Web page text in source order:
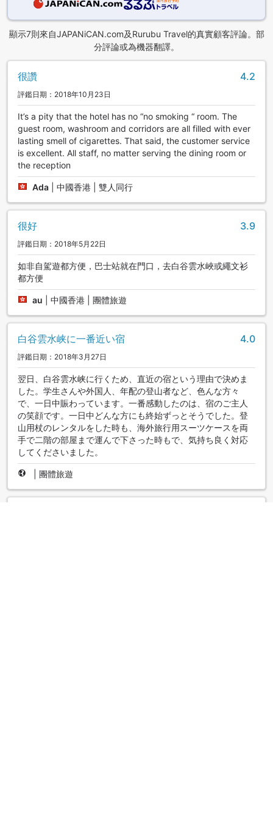
顯示7則來自JAPANiCAN.com及Rurubu Travel的真實顧客評論。部
分評論或為機器翻譯。
很讚 4.2
評鑑日期：2018年10月23日
It’s a pity that the hotel has no “no smoking “ room. The
guest room, washroom and corridors are all filled with ever
lasting smell of cigarettes. That said, the customer service
is excellent. All staff, no matter serving the dining room or
the reception
Ada 中國香港 | 雙人同行
很好 3.9
評鑑日期：2018年5月22日
如非自駕遊都方便，巴士站就在門口，去白谷雲水峽或繩文衫
都方便
au 中國香港 | 團體旅遊
白谷雲水峡に一番近い宿 4.0
評鑑日期：2018年3月27日
翌日、白谷雲水峡に行くため、直近の宿という理由で決めま
した。学生さんや外国人、年配の登山者など、色んな方々
で、一日中賑わっています。一番感動したのは、宿のご主人
の笑顔です。一日中どんな方にも終始ずっとそうでした。登
山用杖のレンタルをした時も、海外旅行用スーツケースを両
手で二階の部屋まで運んで下さった時もで、気持ち良く対応
してくださいました。
團體旅遊